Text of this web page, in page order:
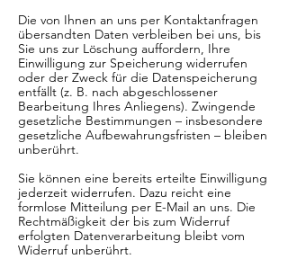
Die von Ihnen an uns per Kontaktanfragen
übersandten Daten verbleiben bei uns, bis
Sie uns zur Löschung auffordern, Ihre
Einwilligung zur Speicherung widerrufen
oder der Zweck für die Datenspeicherung
entfällt (z. B. nach abgeschlossener
Bearbeitung Ihres Anliegens). Zwingende
gesetzliche Bestimmungen – insbesondere
gesetzliche Aufbewahrungsfristen – bleiben
unberührt.
Sie können eine bereits erteilte Einwilligung
jederzeit widerrufen. Dazu reicht eine
formlose Mitteilung per E-Mail an uns. Die
Rechtmäßigkeit der bis zum Widerruf
erfolgten Datenverarbeitung bleibt vom
Widerruf unberührt.